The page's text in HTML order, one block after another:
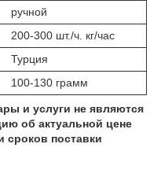
300 шт./ч. кг/час
130 грамм
и услуги не являются
об актуальной цене
сроков поставки